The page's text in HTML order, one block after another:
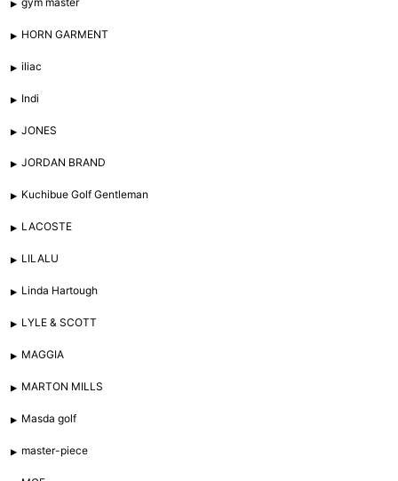
HORN GARMENT
iliac
Indi
JONES
JORDAN BRAND
Kuchibue Golf Gentleman
LACOSTE
LILALU
Linda Hartough
LYLE & SCOTT
MAGGIA
MARTON MILLS
Masda golf
master-piece